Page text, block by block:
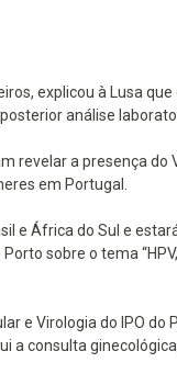
explicou à Lusa
análise
revelar a presença do
em Portugal.
e África do Sul e
sobre o tema
e Virologia do IPO do
consulta